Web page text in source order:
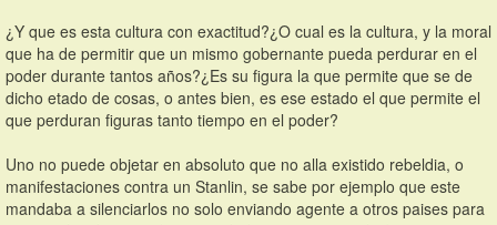
¿Y que es esta cultura con exactitud?¿O cual es la cultura, y la moral
que ha de permitir que un mismo gobernante pueda perdurar en el
poder durante tantos años?¿Es su figura la que permite que se de
dicho etado de cosas, o antes bien, es ese estado el que permite el
que perduran figuras tanto tiempo en el poder?
Uno no puede objetar en absoluto que no alla existido rebeldia, o
manifestaciones contra un Stanlin, se sabe por ejemplo que este
mandaba a silenciarlos no solo enviando agente a otros paises para